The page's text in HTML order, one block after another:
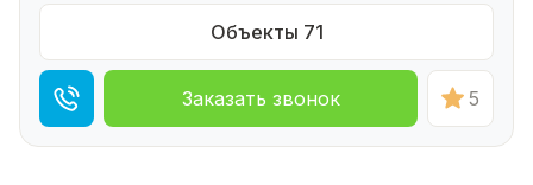
Объекты 71
Заказать звонок 5